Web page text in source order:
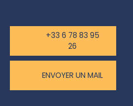
+33 6 78 83 95
26
ENVOYER UN MAIL